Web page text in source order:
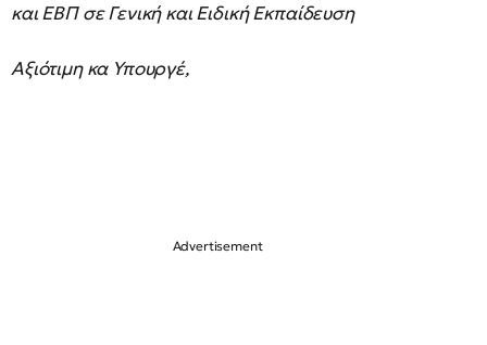
και ΕΒΠ σε Γενική και Ειδική Εκπαίδευση
Αξιότιμη κα Υπουργέ,